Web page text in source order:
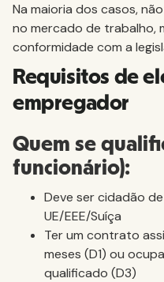
Na maioria dos casos,
no mercado de trabalho,
conformidade com a
Requisitos de
empregador
Quem se
funcionário):
Deve ser cidadão
UE/EEE/Suíça
Ter um contrato
meses (D1) ou
qualificado (D3)